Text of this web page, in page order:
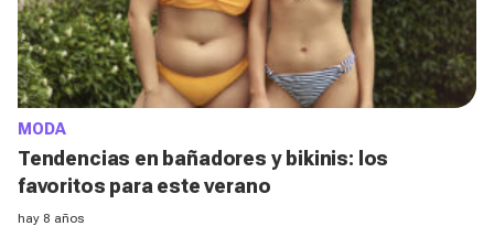
MODA
Tendencias en bañadores y bikinis: los
favoritos para este verano
hay 8 años